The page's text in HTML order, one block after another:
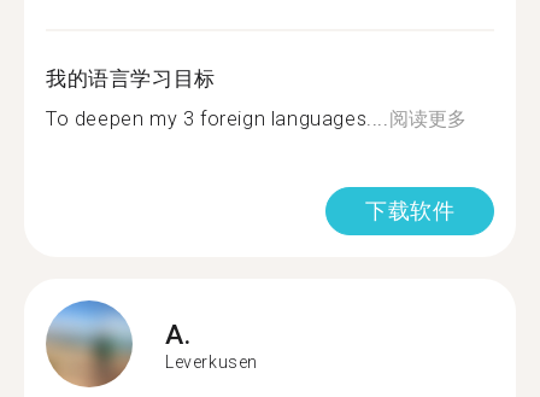
我的语言学习目标
To deepen my 3 foreign languages.... 阅读更多
下载软件
A.
Leverkusen